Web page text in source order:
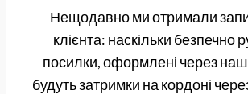
Нещодавно ми отримали
клієнта: наскільки безпечно
посилки, оформлені через наш
будуть затримки на кордоні